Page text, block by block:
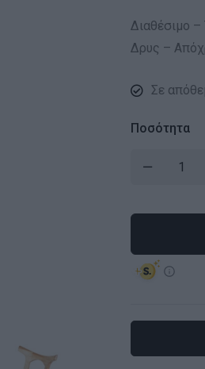
Διαθέσιμο
Δρυς –
Σε
Ποσότητα